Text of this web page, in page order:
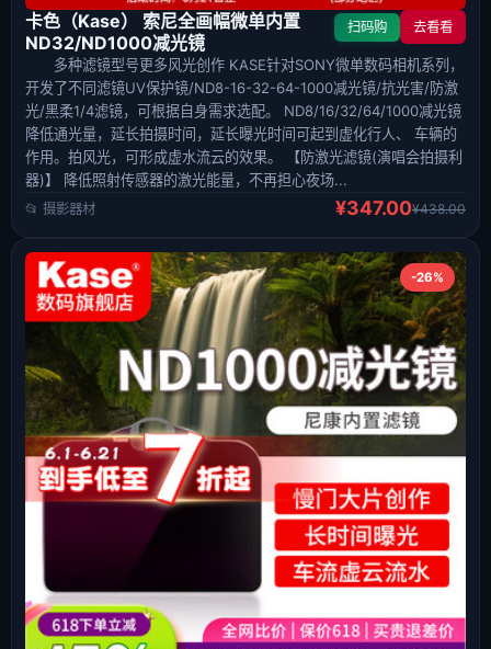
卡色（Kase） 索尼全画幅微单内置
ND32/ND1000减光镜
扫码购 去看看
多种滤镜型号更多风光创作 KASE针对SONY微单数码相机系列，
开发了不同滤镜UV保护镜/ND8-16-32-64-1000减光镜/抗光害/防激
光/黑柔1/4滤镜，可根据自身需求选配。 ND8/16/32/64/1000减光镜
降低通光量，延长拍摄时间，延长曝光时间可起到虚化行人、 车辆的
作用。拍风光，可形成虚水流云的效果。 【防激光滤镜(演唱会拍摄利
器)】 降低照射传感器的激光能量，不再担心夜场...
📂 摄影器材 ¥347.00¥438.00
-26%